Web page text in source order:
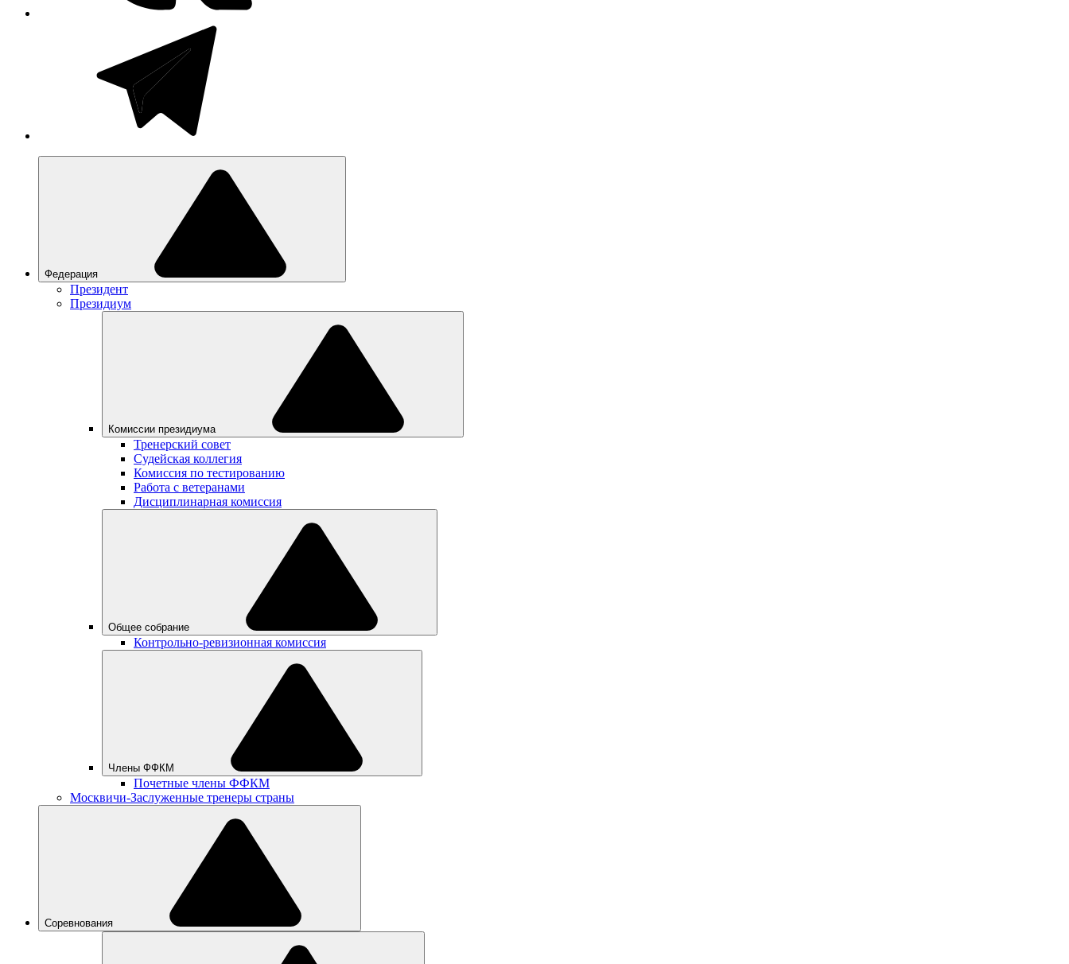
Федерация
Президент
Президиум
Комиссии президиума
Тренерский совет
Судейская коллегия
Комиссия по тестированию
Работа с ветеранами
Дисциплинарная комиссия
Общее собрание
Контрольно-ревизионная комиссия
Члены ФФКМ
Почетные члены ФФКМ
Москвичи-Заслуженные тренеры страны
Соревнования